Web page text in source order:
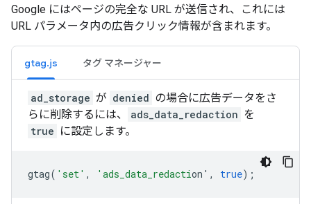
Google にはページの完全な URL が送信され、これには
URL パラメータ内の広告クリック情報が含まれます。
gtag.js タグ マネージャー
ad_storage が denied の場合に広告データをさ
らに削除するには、
ads_data_redaction を
true に設定します。
gtag( 'set' , 'ads_data_redaction' , true);